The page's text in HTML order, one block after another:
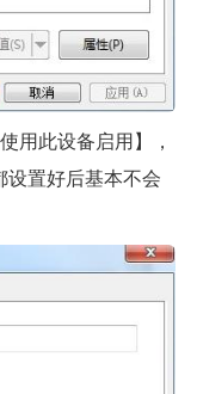
用此设备启用】，
设置好后基本不会